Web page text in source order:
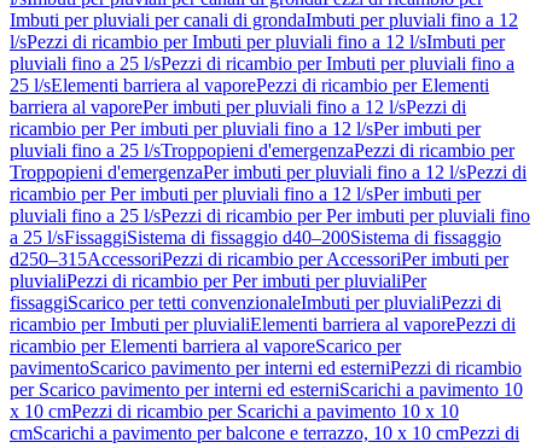
Imbuti per pluviali per canali di grondaImbuti per pluviali fino a 12
l/sPezzi di ricambio per Imbuti per pluviali fino a 12 l/sImbuti per
pluviali fino a 25 l/sPezzi di ricambio per Imbuti per pluviali fino a
25 l/sElementi barriera al vaporePezzi di ricambio per Elementi
barriera al vaporePer imbuti per pluviali fino a 12 l/sPezzi di
ricambio per Per imbuti per pluviali fino a 12 l/sPer imbuti per
pluviali fino a 25 l/sTroppopieni d'emergenzaPezzi di ricambio per
Troppopieni d'emergenzaPer imbuti per pluviali fino a 12 l/sPezzi di
ricambio per Per imbuti per pluviali fino a 12 l/sPer imbuti per
pluviali fino a 25 l/sPezzi di ricambio per Per imbuti per pluviali fino
a 25 l/sFissaggiSistema di fissaggio d40–200Sistema di fissaggio
d250–315AccessoriPezzi di ricambio per AccessoriPer imbuti per
pluvialiPezzi di ricambio per Per imbuti per pluvialiPer
fissaggiScarico per tetti convenzionaleImbuti per pluvialiPezzi di
ricambio per Imbuti per pluvialiElementi barriera al vaporePezzi di
ricambio per Elementi barriera al vaporeScarico per
pavimentoScarico pavimento per interni ed esterniPezzi di ricambio
per Scarico pavimento per interni ed esterniScarichi a pavimento 10
x 10 cmPezzi di ricambio per Scarichi a pavimento 10 x 10
cmScarichi a pavimento per balcone e terrazzo, 10 x 10 cmPezzi di